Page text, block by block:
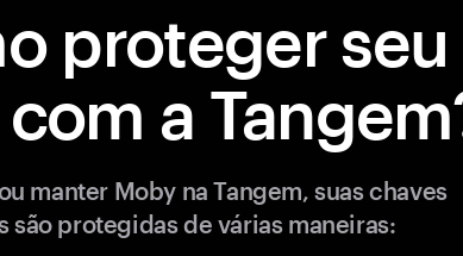
proteger seu
a
manter Moby na Tangem, suas chaves
são protegidas de várias maneiras: